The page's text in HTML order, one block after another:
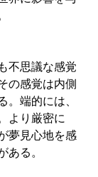
不思議な感覚
の感覚は内側
。端的には、
より厳密に
夢見心地を感
ある。